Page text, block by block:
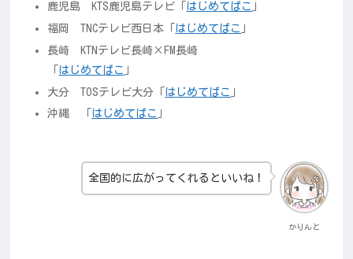
鹿児島 KTS鹿児島テレビ「 はじめてばこ
福岡 TNCテレビ西日本「 はじめてばこ
長崎 KTNテレビ長崎×FM長崎
はじめてばこ 」
大分 TOSテレビ大分「 はじめてばこ 」
沖縄 「 はじめてばこ
かりんと
全国的に広がってくれるといいね！